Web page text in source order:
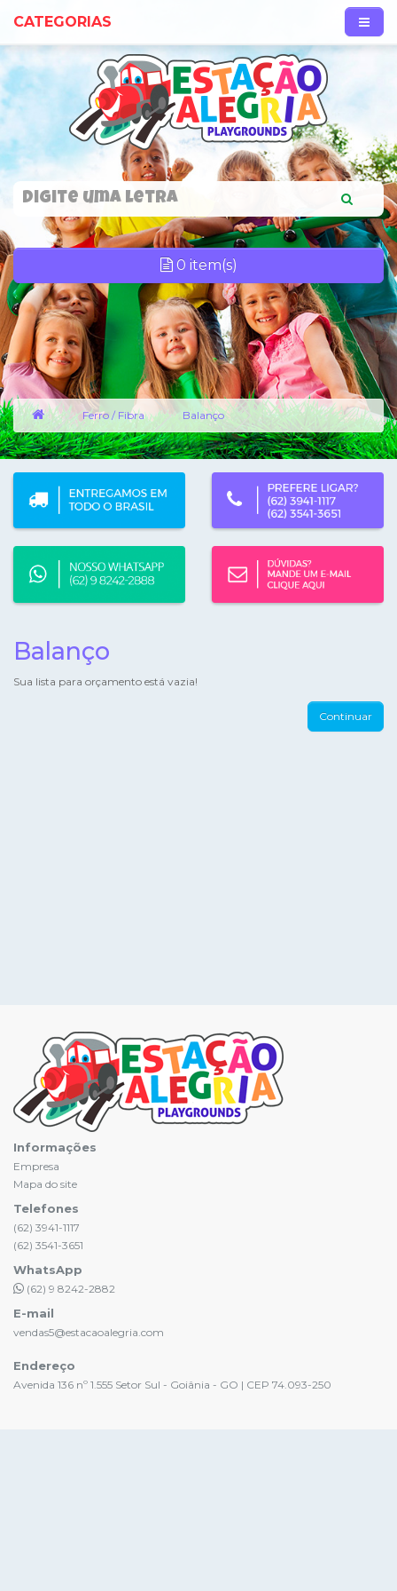
CATEGORIAS
0 item(s)
Ferro / Fibra Balanço
Balanço
Sua lista para orçamento está vazia!
Continuar
Informações
Empresa
Mapa do site
Telefones
(62) 3941-1117
(62) 3541-3651
WhatsApp
(62) 9 8242-2882
E-mail
vendas5@estacaoalegria.com
Endereço
Avenida 136 nº 1.555 Setor Sul - Goiânia - GO | CEP 74.093-250